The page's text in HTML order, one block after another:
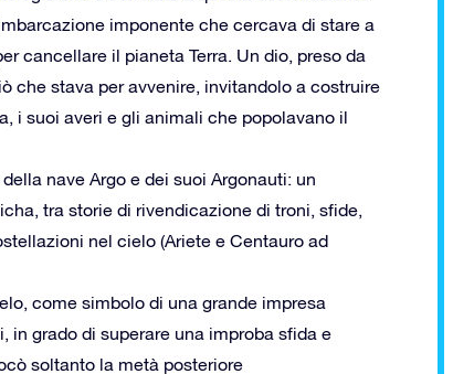
imponente che cercava di stare a
cancellare il pianeta Terra. Un dio, preso da
che stava per avvenire, invitandolo a costruire
i suoi averi e gli animali che popolavano il
nave Argo e dei suoi Argonauti: un
tra storie di rivendicazione di troni, sfide,
nel cielo (Ariete e Centauro ad
come simbolo di una grande impresa
in grado di superare una improba sfida e
soltanto la metà posteriore